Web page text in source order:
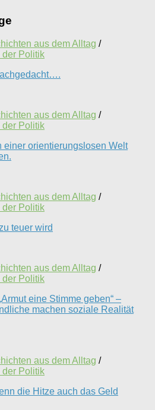
aus dem Alltag /
der Politik
aus dem Alltag /
der Politik
einer orientierungslosen Welt
aus dem Alltag /
der Politik
teuer wird
aus dem Alltag /
der Politik
eine Stimme geben“ –
machen soziale Realität
aus dem Alltag /
der Politik
die Hitze auch das Geld